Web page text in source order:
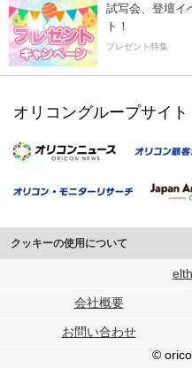
試写会、登壇イ
ト！
プレゼント特集
オリコングループサイト
クッキーの使用について
このサイトでは Cookie を使用して
行っています。
メディアや広告配信、データ解析の
各パートナーは、この情報とユーザ
ユーザーが各パートナーのサービス
会社概要
お問い合わせ
©